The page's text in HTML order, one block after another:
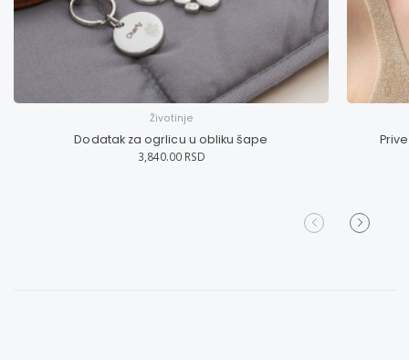
Životinje
Dodatak za ogrlicu u obliku šape
3,840.00 RSD